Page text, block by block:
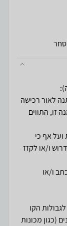
סחר
לאור רכישה
זו, התווים
אף כי
ו/או לקזז
ו/או
הקו
(כגון מכונות